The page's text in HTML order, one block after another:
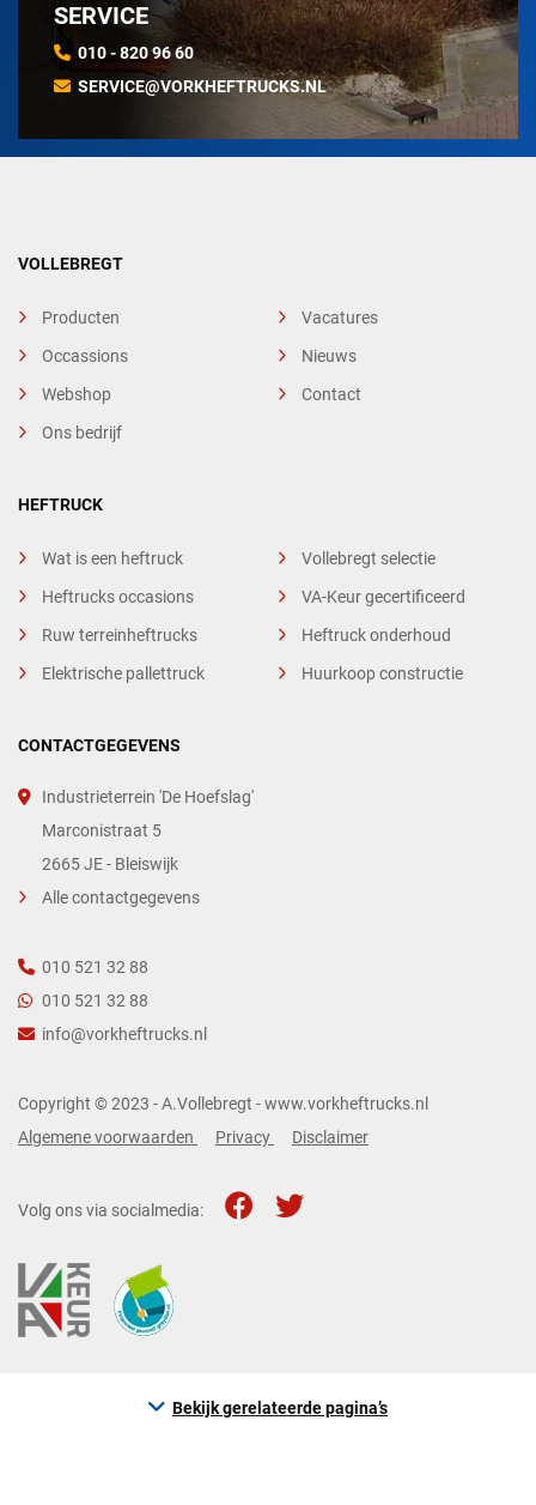
SERVICE
010 - 820 96 60
SERVICE@VORKHEFTRUCKS.NL
VOLLEBREGT
Producten
Occassions
Webshop
Ons bedrijf
Vacatures
Nieuws
Contact
HEFTRUCK
Wat is een heftruck
Heftrucks occasions
Ruw terreinheftrucks
Elektrische pallettruck
Vollebregt selectie
VA-Keur gecertificeerd
Heftruck onderhoud
Huurkoop constructie
CONTACTGEGEVENS
Industrieterrein 'De Hoefslag'
Marconistraat 5
2665 JE - Bleiswijk
Alle contactgegevens
010 521 32 88
010 521 32 88
info@vorkheftrucks.nl
Copyright © 2023 - A.Vollebregt - www.vorkheftrucks.nl
Algemene voorwaarden
Privacy Disclaimer
Volg ons via socialmedia:
Bekijk gerelateerde pagina’s